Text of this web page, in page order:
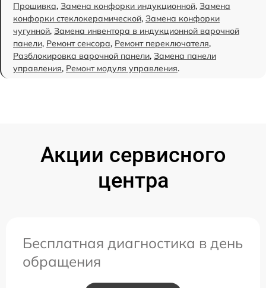
Прошивка, Замена конфорки индукционной, Замена
конфорки стеклокерамической, Замена конфорки
чугунной, Замена инвентора в индукционной варочной
панели, Ремонт сенсора, Ремонт переключателя,
Разблокировка варочной панели, Замена панели
управления, Ремонт модуля управления.
Акции сервисного
центра
Бесплатная диагностика в день
обращения